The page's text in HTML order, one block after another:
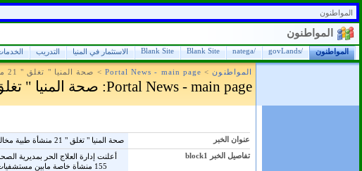
المواطنون
المواطنون
المواطنون /govLands
/natega
Blank Site
Blank Site الاستثمار في المنيا التدريب
المواطنون>
Portal News - main page
> صحة المنيا " تغلق " 21 منشأة طبية مخالفة
Portal News - main page: صحة المنيا " تغلق " 21 منشأة طبية
عنوان الخبر
صحة المنيا " تغلق " 21 منشأة طبية مخالفة
تفاصيل الخبر block1
155 منشأة خاصة مابين